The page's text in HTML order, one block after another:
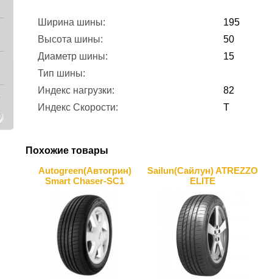
Ширина шины:
195
Высота шины:
50
Диаметр шины:
15
Тип шины:
Индекс нагрузки:
82
Индекс Скорости:
T
Похожие товары
Autogreen(Автогрин)
Smart Chaser-SC1
Sailun(Сайлун) ATREZZO
ELITE